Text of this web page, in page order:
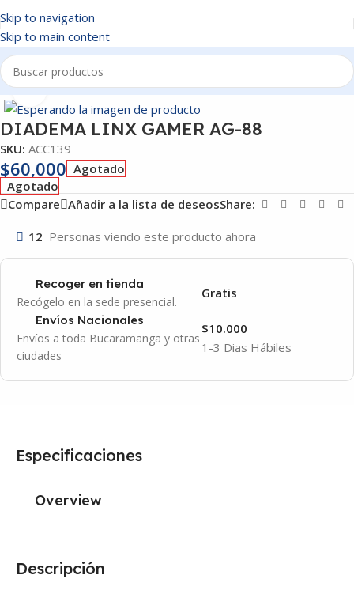
Skip to navigation
Skip to main content
Inicio/ACCESORIOS
Click to enlarge
DIADEMA LINX GAMER AG-88
SKU: ACC139
$60,000 Agotado
Agotado
Compare Añadir a la lista de deseosShare:
12 Personas viendo este producto ahora
Recoger en tienda
Recógelo en la sede presencial.
Gratis
Envíos Nacionales
Envíos a toda Bucaramanga y otras
ciudades
1-3 Dias Hábiles
$10.000
Descripción
Especificaciones
Overview